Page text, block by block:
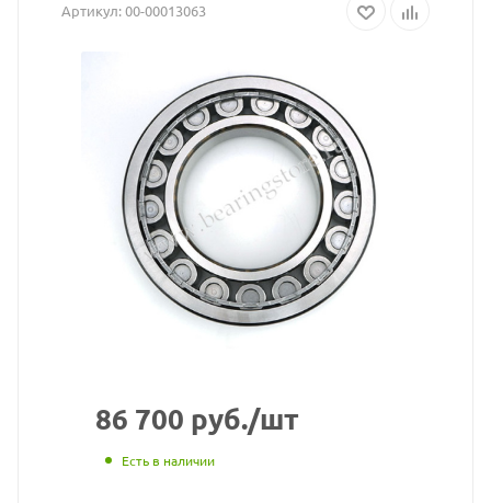
2319
ECJ
подшипник
SKF
взят
с
сайта
https://
по
https://
без
разрешения
Артикул:00-00013063
86 700 руб./шт
Есть в наличии